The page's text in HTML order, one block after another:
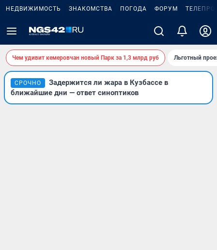
НЕДВИЖИМОСТЬ ЗНАКОМСТВА ПОГОДА ФОРУМ
Чем удивит кемеровчан новый Парк за 1,3 млрд руб Льготный
СРОЧНО
Задержится ли жара в Кузбассе в
ближайшие дни — ответ синоптиков